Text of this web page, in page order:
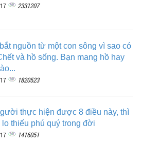
2331207
nguồn từ một con sông vì sao có
và hồ sống. Bạn mang hồ hay
1820523
thực hiện được 8 điều này, thì
lo thiếu phú quý trong đời
1416051